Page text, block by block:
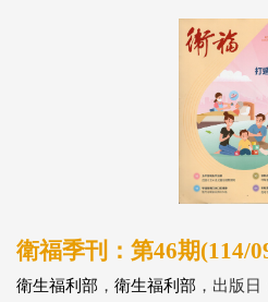
衛福季刊：第46期(114/
衛生福利部 ， 衛生福利部 ，出版日